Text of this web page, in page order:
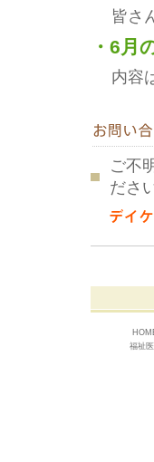
皆さん
・6月
内容は
ご不
ださ
福祉